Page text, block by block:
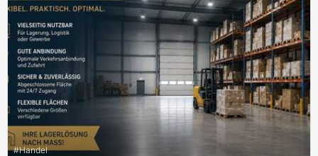
#Handel